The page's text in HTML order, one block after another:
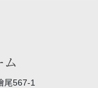
尾567-1